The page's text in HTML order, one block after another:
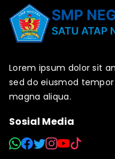
Lorem ipsum dolor sit
sed do eiusmod
magna aliqua.
Sosial Media